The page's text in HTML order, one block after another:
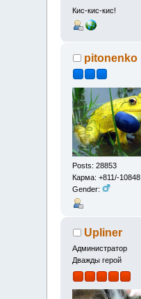
Кис-кис-кис!
pitonenko
Posts: 28853
Карма: +811/-10848
Gender:
Upliner
Администратор
Дважды герой